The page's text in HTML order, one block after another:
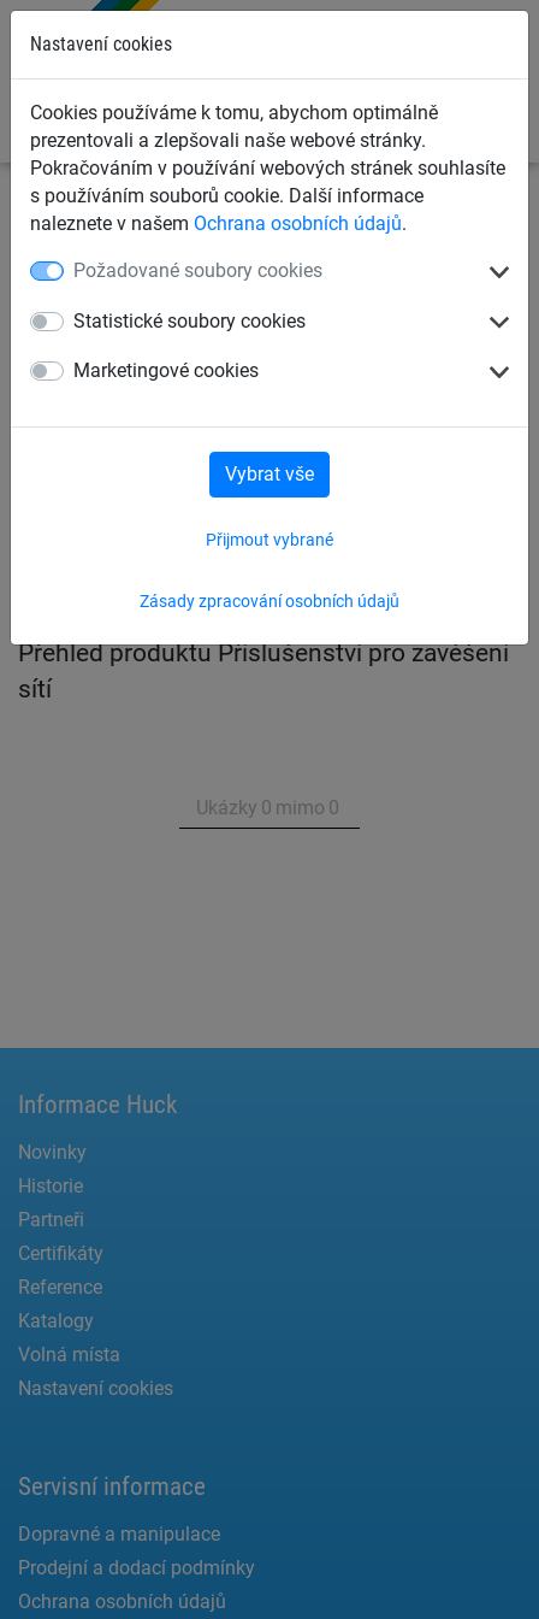
Nastavení cookies
Cookies používáme k tomu, abychom optimálně
prezentovali a zlepšovali naše webové stránky.
Pokračováním v používání webových stránek souhlasíte
s používáním souborů cookie. Další informace
naleznete v našem Ochrana osobních údajů.
Požadované soubory cookies
Statistické soubory cookies
Marketingové cookies
Zásady zpracování osobních údajů
Přijmout vybrané
Vybrat vše
Ochranné sítě a plachty
Ochranné sítě pro sklady
Sítě pro paletové regály
Příslušenství pro zavěšení sítí
Přehled produktu Příslušenství pro zavěšení
sítí
Ukázky 0 mimo 0
Informace Huck
Novinky
Historie
Partneři
Certifikáty
Reference
Katalogy
Volná místa
Nastavení cookies
Servisní informace
Dopravné a manipulace
Prodejní a dodací podmínky
Ochrana osobních údajů